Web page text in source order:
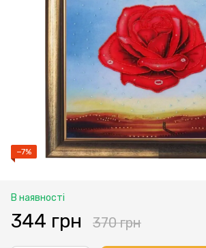
−7%
В наявності
344 грн 370 грн